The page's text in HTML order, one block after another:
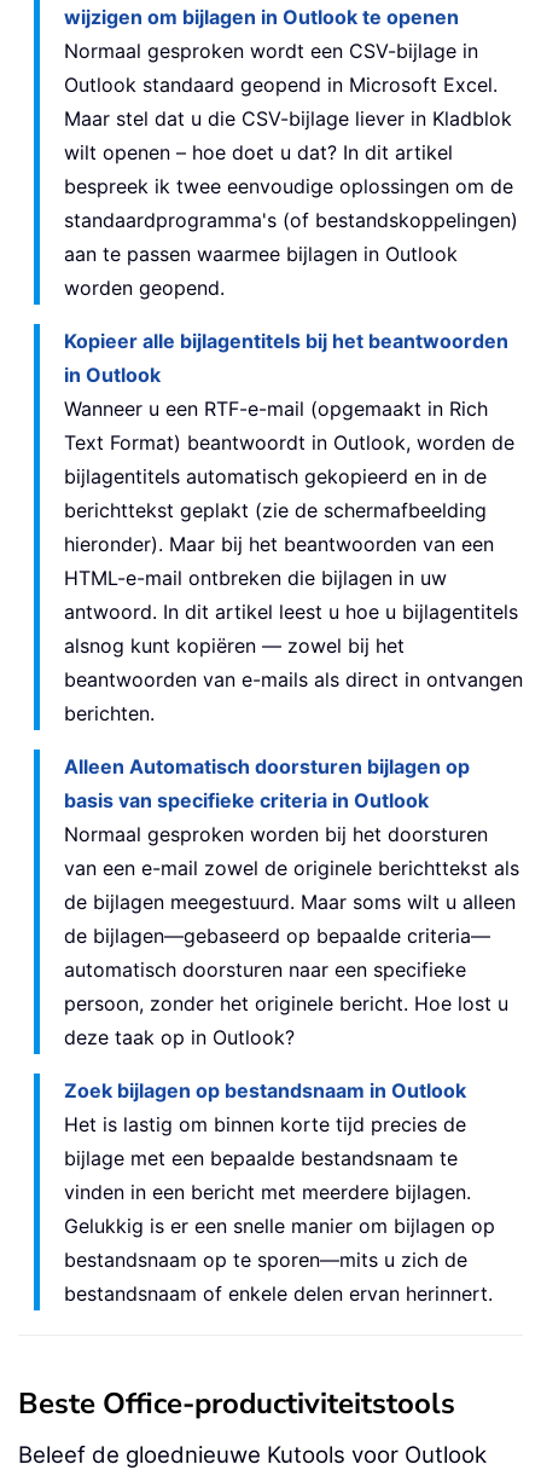
wijzigen om bijlagen in Outlook te openen
Normaal gesproken wordt een CSV-bijlage in
Outlook standaard geopend in Microsoft Excel.
Maar stel dat u die CSV-bijlage liever in Kladblok
wilt openen – hoe doet u dat? In dit artikel
bespreek ik twee eenvoudige oplossingen om de
standaardprogramma's (of bestandskoppelingen)
aan te passen waarmee bijlagen in Outlook
worden geopend.
Kopieer alle bijlagentitels bij het beantwoorden
in Outlook
Wanneer u een RTF-e-mail (opgemaakt in Rich
Text Format) beantwoordt in Outlook, worden de
bijlagentitels automatisch gekopieerd en in de
berichttekst geplakt (zie de schermafbeelding
hieronder). Maar bij het beantwoorden van een
HTML-e-mail ontbreken die bijlagen in uw
antwoord. In dit artikel leest u hoe u bijlagentitels
alsnog kunt kopiëren — zowel bij het
beantwoorden van e-mails als direct in ontvangen
berichten.
Alleen Automatisch doorsturen bijlagen op
basis van specifieke criteria in Outlook
Normaal gesproken worden bij het doorsturen
van een e-mail zowel de originele berichttekst als
de bijlagen meegestuurd. Maar soms wilt u alleen
de bijlagen—gebaseerd op bepaalde criteria—
automatisch doorsturen naar een specifieke
persoon, zonder het originele bericht. Hoe lost u
deze taak op in Outlook?
Zoek bijlagen op bestandsnaam in Outlook
Het is lastig om binnen korte tijd precies de
bijlage met een bepaalde bestandsnaam te
vinden in een bericht met meerdere bijlagen.
Gelukkig is er een snelle manier om bijlagen op
bestandsnaam op te sporen—mits u zich de
bestandsnaam of enkele delen ervan herinnert.
Beste Office-productiviteitstools
Beleef de gloednieuwe Kutools voor Outlook